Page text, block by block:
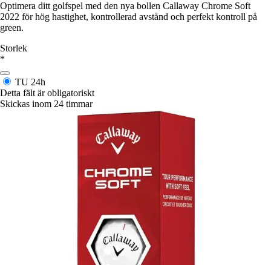
Optimera ditt golfspel med den nya bollen Callaway Chrome Soft
2022 för hög hastighet, kontrollerad avstånd och perfekt kontroll på
green.
Storlek
*
TU 24h
Detta fält är obligatoriskt
Skickas inom 24 timmar